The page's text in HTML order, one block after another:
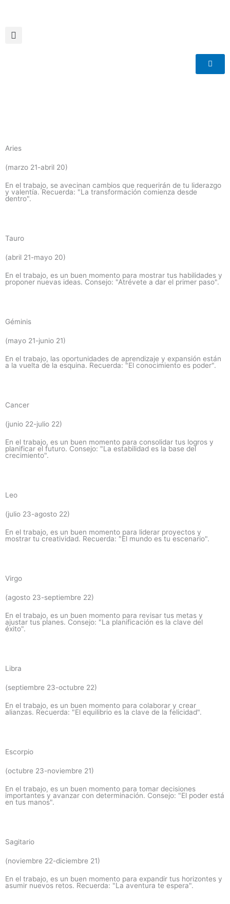
Aries
(marzo 21-abril 20)
En el trabajo, se avecinan cambios que requerirán de tu liderazgo
y valentía. Recuerda: "La transformación comienza desde
dentro".
Tauro
(abril 21-mayo 20)
En el trabajo, es un buen momento para mostrar tus habilidades y
proponer nuevas ideas. Consejo: "Atrévete a dar el primer paso".
Géminis
(mayo 21-junio 21)
En el trabajo, las oportunidades de aprendizaje y expansión están
a la vuelta de la esquina. Recuerda: "El conocimiento es poder".
Cancer
(junio 22-julio 22)
En el trabajo, es un buen momento para consolidar tus logros y
planificar el futuro. Consejo: "La estabilidad es la base del
crecimiento".
Leo
(julio 23-agosto 22)
En el trabajo, es un buen momento para liderar proyectos y
mostrar tu creatividad. Recuerda: "El mundo es tu escenario".
Virgo
(agosto 23-septiembre 22)
En el trabajo, es un buen momento para revisar tus metas y
ajustar tus planes. Consejo: "La planificación es la clave del
éxito".
Libra
(septiembre 23-octubre 22)
En el trabajo, es un buen momento para colaborar y crear
alianzas. Recuerda: "El equilibrio es la clave de la felicidad".
Escorpio
(octubre 23-noviembre 21)
En el trabajo, es un buen momento para tomar decisiones
importantes y avanzar con determinación. Consejo: "El poder está
en tus manos".
Sagitario
(noviembre 22-diciembre 21)
En el trabajo, es un buen momento para expandir tus horizontes y
asumir nuevos retos. Recuerda: "La aventura te espera".